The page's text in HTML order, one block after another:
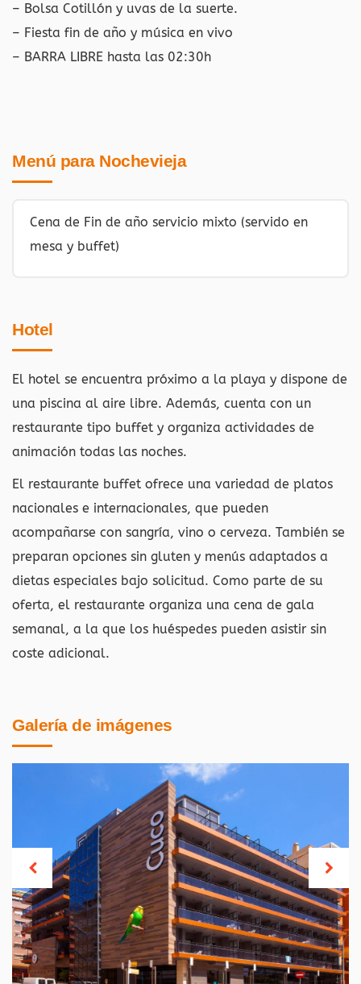
– Bolsa Cotillón y uvas de la suerte.
– Fiesta fin de año y música en vivo
– BARRA LIBRE hasta las 02:30h
Menú para Nochevieja
Cena de Fin de año servicio mixto (servido en
mesa y buffet)
Hotel
El hotel se encuentra próximo a la playa y dispone de
una piscina al aire libre. Además, cuenta con un
restaurante tipo buffet y organiza actividades de
animación todas las noches.
El restaurante buffet ofrece una variedad de platos
nacionales e internacionales, que pueden
acompañarse con sangría, vino o cerveza. También se
preparan opciones sin gluten y menús adaptados a
dietas especiales bajo solicitud. Como parte de su
oferta, el restaurante organiza una cena de gala
semanal, a la que los huéspedes pueden asistir sin
coste adicional.
Galería de imágenes